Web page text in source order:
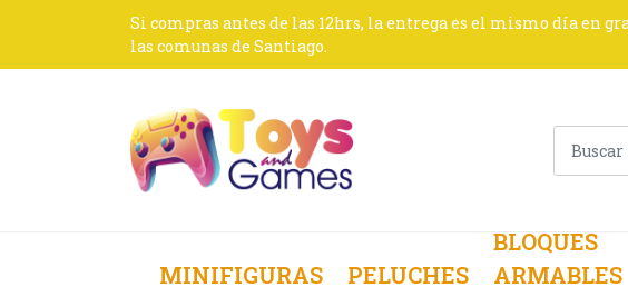
Si compras antes de las 12hrs, la entrega es el mismo día en
las comunas de Santiago.
MINIFIGURAS PELUCHES
BLOQUES
ARMABLES